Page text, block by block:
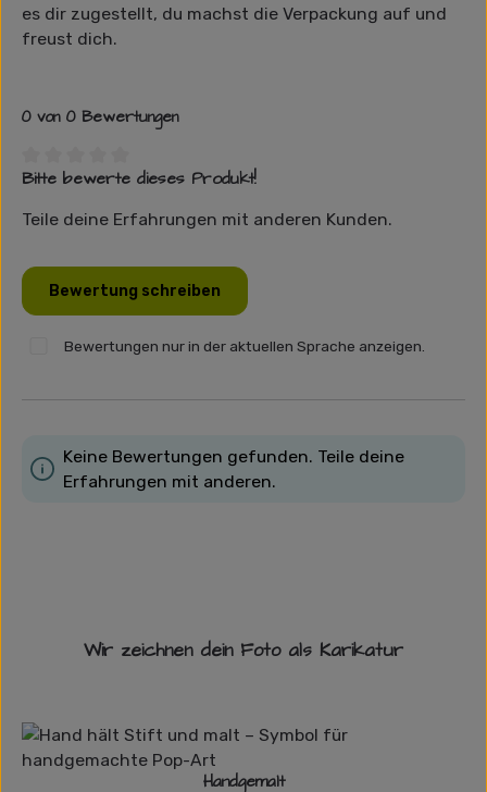
es dir zugestellt, du machst die Verpackung auf und
freust dich.
0 von 0 Bewertungen
Durchschnittliche Bewertung von 0 von 5 Sternen
Bitte bewerte dieses Produkt!
Teile deine Erfahrungen mit anderen Kunden.
Bewertung schreiben
Bewertungen nur in der aktuellen Sprache anzeigen.
Keine Bewertungen gefunden. Teile deine
Erfahrungen mit anderen.
Wir zeichnen dein Foto als Karikatur
Handgemalt